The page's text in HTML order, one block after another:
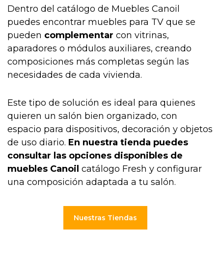
Dentro del catálogo de Muebles Canoil
puedes encontrar muebles para TV que se
pueden complementar con vitrinas,
aparadores o módulos auxiliares, creando
composiciones más completas según las
necesidades de cada vivienda.
Este tipo de solución es ideal para quienes
quieren un salón bien organizado, con
espacio para dispositivos, decoración y objetos
de uso diario. En nuestra tienda puedes
consultar las opciones disponibles de
muebles Canoil catálogo Fresh y configurar
una composición adaptada a tu salón.
Nuestras Tiendas